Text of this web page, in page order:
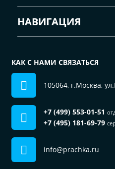
НАВИГАЦИЯ
КАК С НАМИ СВЯЗАТЬСЯ
105064, г.Москва,
+7 (499) 553-01-51
+7 (495) 181-69-79
info@prachka.ru